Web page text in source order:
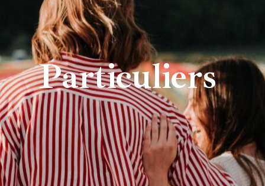
Particuliers